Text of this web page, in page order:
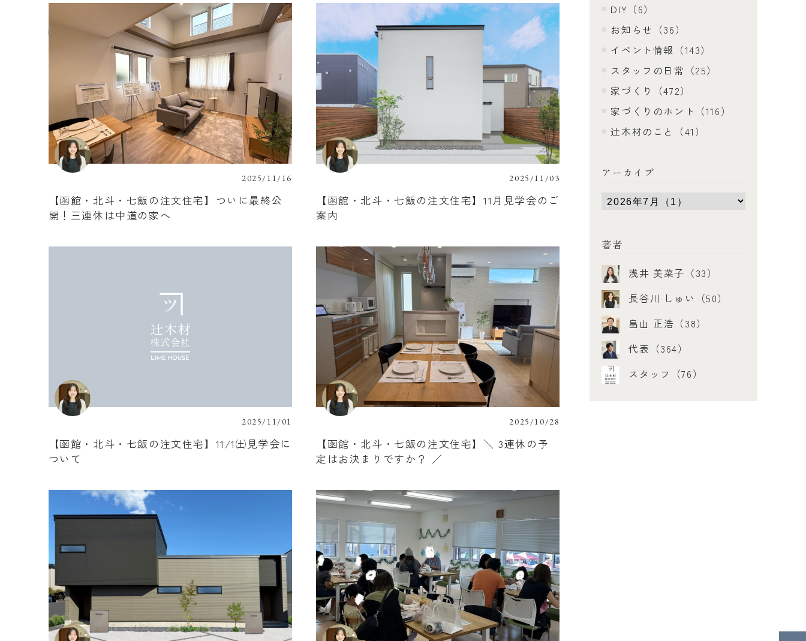
2025/11/16
【函館・北斗・七飯の注文住宅】ついに最終公
開！三連休は中道の家へ
2025/11/03
【函館・北斗・七飯の注文住宅】11月見学会のご
案内
2025/11/01
【函館・北斗・七飯の注文住宅】11/1㈯見学会に
ついて
2025/10/28
【函館・北斗・七飯の注文住宅】＼ 3連休の予
定はお決まりですか？ ／
DIY（6）
お知らせ（36）
イベント情報（143）
スタッフの日常（25）
家づくり（472）
家づくりのホント（116）
辻木材のこと（41）
アーカイブ
著者
浅井 美菜子（33）
長谷川 しゅい（50）
畠山 正浩（38）
代表（364）
スタッフ（76）